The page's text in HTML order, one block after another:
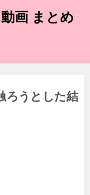
画 まとめ
ろうとした結